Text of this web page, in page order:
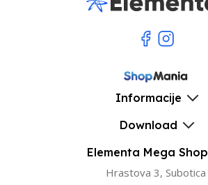
Informacije
Download
Elementa Mega Shop
Hrastova 3, Subotica